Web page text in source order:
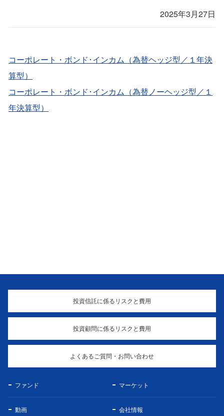
2025年3月27日
コーポレート・ボンド･インカム（為替ヘッジ型／１年決
算型）
コーポレート・ボンド･インカム（為替ノーヘッジ型／１
年決算型）
投資信託に係るリスクと費用
投資顧問に係るリスクと費用
よくあるご質問・お問い合わせ
ファンド マーケット
動画 会社情報